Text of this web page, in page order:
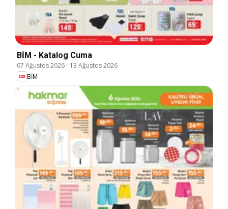
BİM - Katalog Cuma
07 Ağustos 2026- 13 Ağustos 2026
BİM